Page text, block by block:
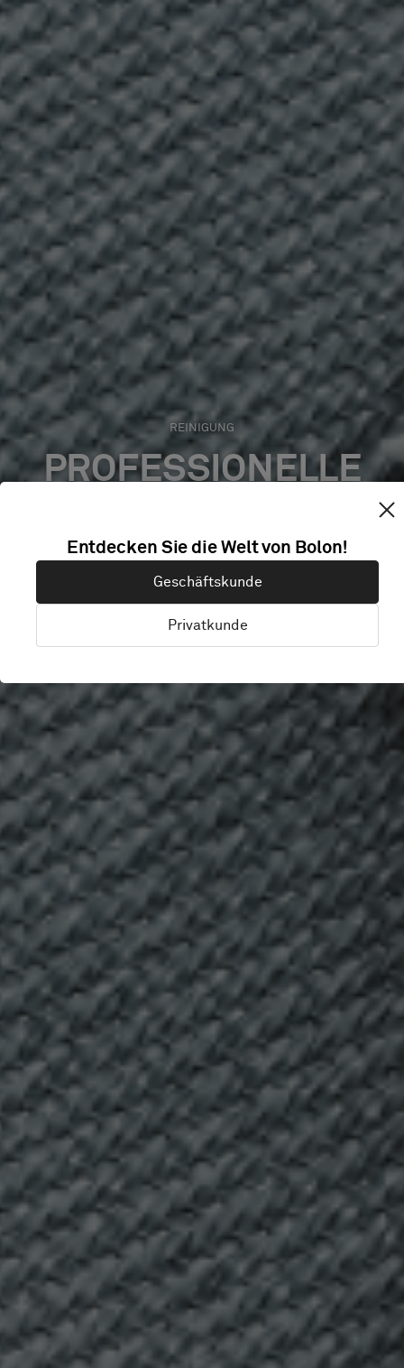
REINIGUNG
PROFESSIONELLE
REINIGUNGSKRÄFTE
Die Reinigung eines Bolon-Bodenbelags ist
uns nun damit beginnen.
Entdecken Sie die Welt von Bolon!
Geschäftskunde
Privatkunde